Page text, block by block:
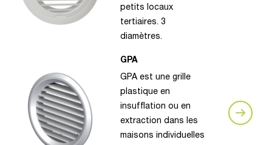
petits locaux
tertiaires. 3
diamètres.
GPA
GPA est une grille
plastique en
insufflation ou en
extraction dans les
maisons individuelles